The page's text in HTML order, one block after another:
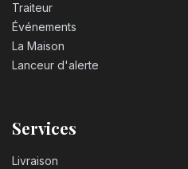
Traiteur
Événements
La Maison
Lanceur d'alerte
Services
Livraison